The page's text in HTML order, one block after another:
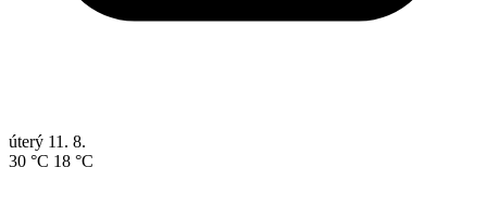
úterý 11. 8.
30 °C 18 °C